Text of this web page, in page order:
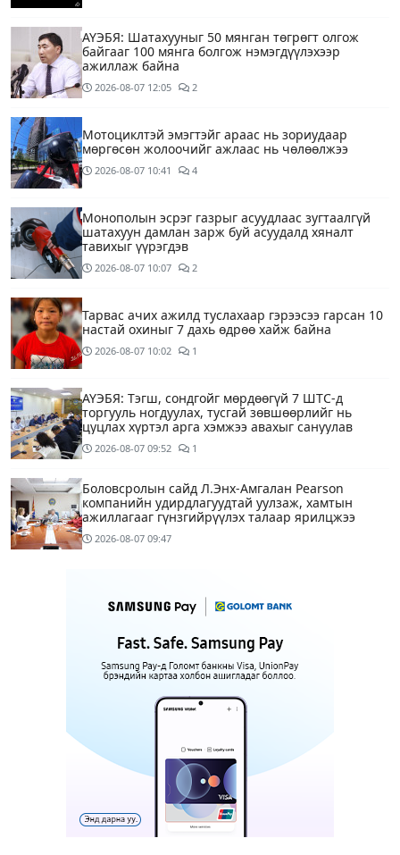
АҮЭБЯ: Шатахууныг 50 мянган төгрөгт олгож
байгааг 100 мянга болгож нэмэгдүүлэхээр
ажиллаж байна
2026-08-07 12:05 2
Мотоциклтэй эмэгтэйг араас нь зориудаар
мөргөсөн жолоочийг ажлаас нь чөлөөлжээ
2026-08-07 10:41 4
Монополын эсрэг газрыг асуудлаас зугтаалгүй
шатахуун дамлан зарж буй асуудалд хяналт
тавихыг үүрэгдэв
2026-08-07 10:07 2
Тарвас ачих ажилд туслахаар гэрээсээ гарсан 10
настай охиныг 7 дахь өдрөө хайж байна
2026-08-07 10:02 1
АҮЭБЯ: Тэгш, сондгойг мөрдөөгүй 7 ШТС-д
торгууль ногдуулах, тусгай зөвшөөрлийг нь
цуцлах хүртэл арга хэмжээ авахыг сануулав
2026-08-07 09:52 1
Боловсролын сайд Л.Энх-Амгалан Pearson
компанийн удирдлагуудтай уулзаж, хамтын
ажиллагааг гүнзгийрүүлэх талаар ярилцжээ
2026-08-07 09:47
Улаанбаатарт 29 хэм дулаан байна
2 цагийн өмнө
С.Амарсайхан: Дуусаагүй барилгад урьдчилсан
байдлаар зөвшөөрөл гэрчилгээ олгохгүй байхаар
зохион байгуулалт хий
МАРГААШ: Улаанбаатарт 29 хэм дулаан байна
13 цагийн өмнө